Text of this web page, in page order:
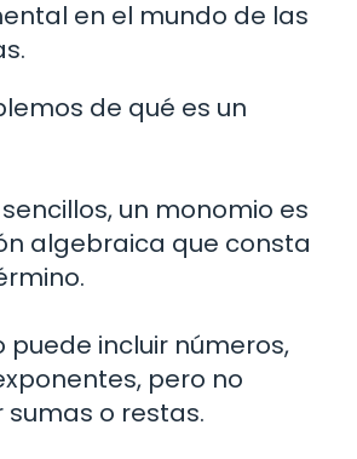
en el mundo de las
de qué es un
un monomio es
algebraica que consta
puede incluir números,
pero no
o restas.